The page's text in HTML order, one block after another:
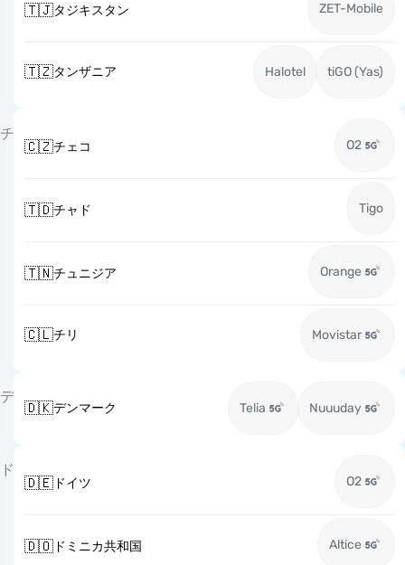
🇹🇯タジキスタン ZET-Mobile
🇹🇿タンザニア Halotel tiGO (Yas)
チ
🇨🇿チェコ O2
🇹🇩チャド Tigo
🇹🇳チュニジア Orange
🇨🇱チリ Movistar
デ
🇩🇰デンマーク Telia Nuuuday
ド
🇩🇪ドイツ O2
🇩🇴ドミニカ共和国 Altice